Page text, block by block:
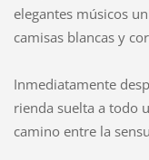
elegantes músicos
camisas blancas y
Inmediatamente
rienda suelta a todo
camino entre la